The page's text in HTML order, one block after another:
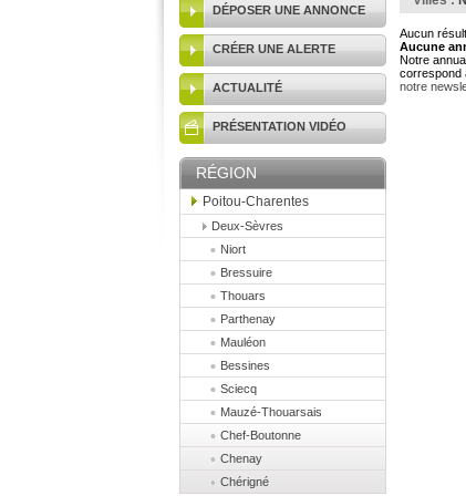
DÉPOSER UNE ANNONCE
CRÉER UNE ALERTE
ACTUALITÉ
PRÉSENTATION VIDÉO
RÉGION
Poitou-Charentes
Deux-Sèvres
Niort
Bressuire
Thouars
Parthenay
Mauléon
Bessines
Sciecq
Mauzé-Thouarsais
Chef-Boutonne
Chenay
Chérigné
Aucun
Aucune
Notre
correspond
notre